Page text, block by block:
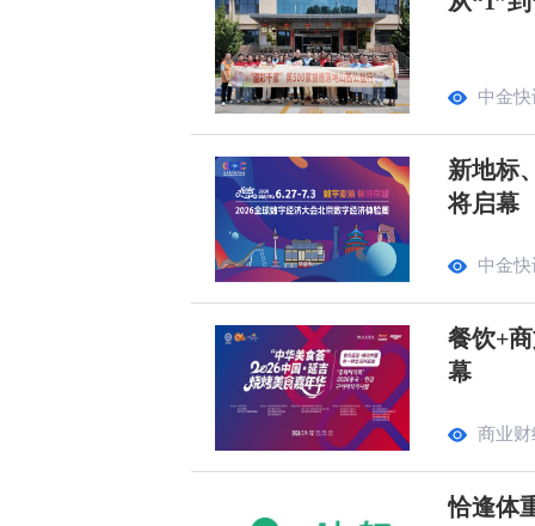
中金快
新地标
将启幕
中金快
餐饮+
幕
商业财
恰逢体